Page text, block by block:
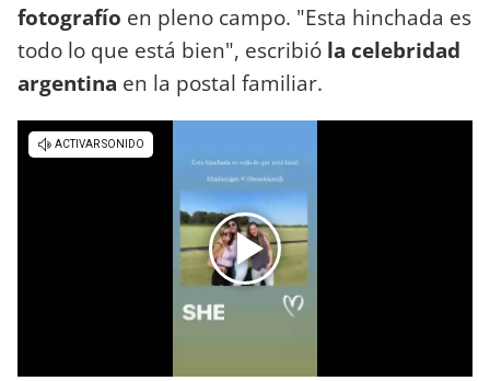
fotografío en pleno campo. "Esta hinchada es
todo lo que está bien", escribió la celebridad
argentina en la postal familiar.